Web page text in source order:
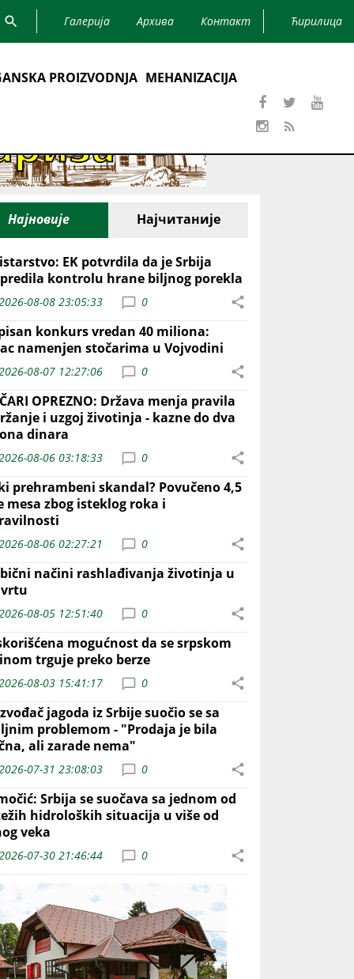
Галерија Архива Контакт Ћирилица
PROIZVODNJA MEHANIZACIJA
Најновије Најчитаније
EK potvrdila da je Srbija
kontrolu hrane biljnog porekla
08-08 23:05:33 0
konkurs vredan 40 miliona:
namenjen stočarima u Vojvodini
08-07 12:27:06 0
OPREZNO: Država menja pravila
i uzgoj životinja - kazne do dva
dinara
08-06 03:18:33 0
prehrambeni skandal? Povučeno 4,5
mesa zbog isteklog roka i
08-06 02:27:21 0
načini rashlađivanja životinja u
vrtu
08-05 12:51:40 0
mogućnost da se srpskom
trguje preko berze
08-03 15:41:17 0
jagoda iz Srbije suočio se sa
problemom - "Prodaja je bila
ali zarade nema"
07-31 23:08:03 0
Srbija se suočava sa jednom od
hidroloških situacija u više od
veka
07-30 21:46:44 0